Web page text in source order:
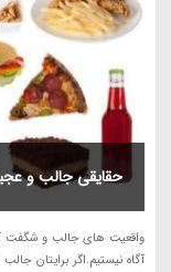
حقایقی جالب و
واقعیت های جالب و شگفت
آگاه نیستیم.اگر برایتان